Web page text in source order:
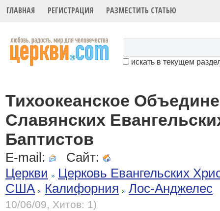
ГЛАВНАЯ РЕГИСТРАЦИЯ РАЗМЕСТИТЬ СТАТЬЮ
искать в текущем
Тихоокеанское
Славянских
Баптистов
E-mail:
Сайт:
Церкви
Церковь Евангельских
США
Калифорния Лос-Анджелес
10/06/09, Хитов: 1)